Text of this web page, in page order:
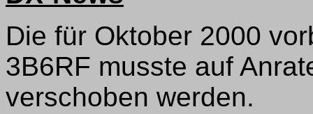
Die für Oktober 2000
3B6RF musste auf
verschoben werden.